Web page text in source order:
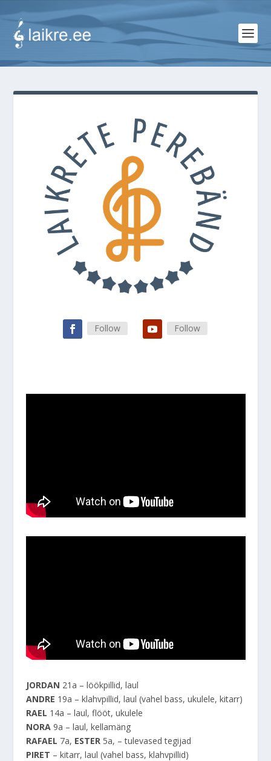
Follow Follow
JORDAN 21a – löökpillid, laul
ANDRE 19a – klahvpillid, laul (vahel bass, ukulele, kitarr)
RAEL 14a – laul, flööt, ukulele
NORA9a – laul, kellamäng
RAFAEL 7a, ESTER5a, – tulevased tegijad
PIRET – kitarr, laul (vahel bass, klahvpillid)